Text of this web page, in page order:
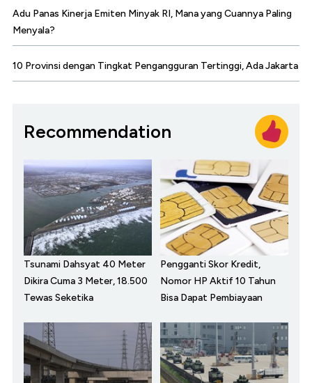
Adu Panas Kinerja Emiten Minyak RI, Mana yang Cuannya Paling
Menyala?
10 Provinsi dengan Tingkat Pengangguran Tertinggi, Ada Jakarta
Recommendation
Tsunami Dahsyat 40 Meter
Dikira Cuma 3 Meter, 18.500
Tewas Seketika
Pengganti Skor Kredit,
Nomor HP Aktif 10 Tahun
Bisa Dapat Pembiayaan